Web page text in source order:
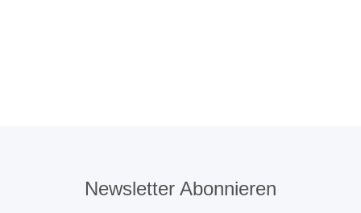
Newsletter Abonnieren